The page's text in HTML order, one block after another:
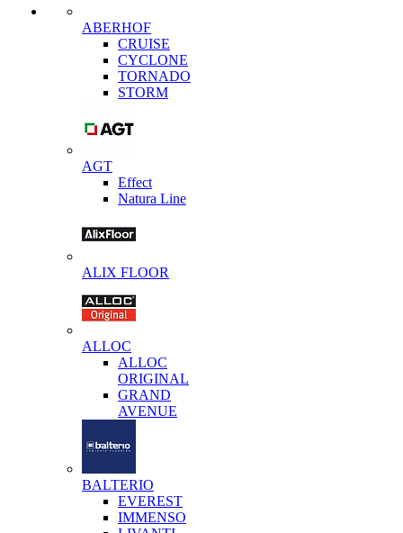
ABERHOF
CRUISE
CYCLONE
TORNADO
STORM
AGT
Effect
Natura Line
ALIX FLOOR
ALLOC
ALLOC
ORIGINAL
GRAND
AVENUE
BALTERIO
EVEREST
IMMENSO